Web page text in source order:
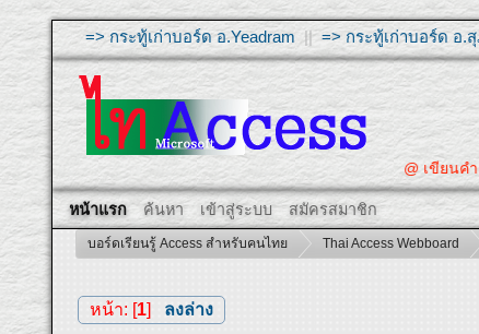
=> กระทู้เก่าบอร์ด อ.Yeadram ||=> กระทู้เก่าบอร์ด อ.
@ เขียนคำ
หน้าแรก ค้นหา เข้าสู่ระบบ สมัครสมาชิก
บอร์ดเรียนรู้ Access สำหรับคนไทย Thai Access Webboard
หน้า: [1] ลงล่าง